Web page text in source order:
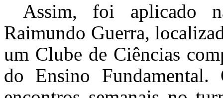
Assim, foi aplicado
Raimundo Guerra,
um Clube de Ciências
do Ensino